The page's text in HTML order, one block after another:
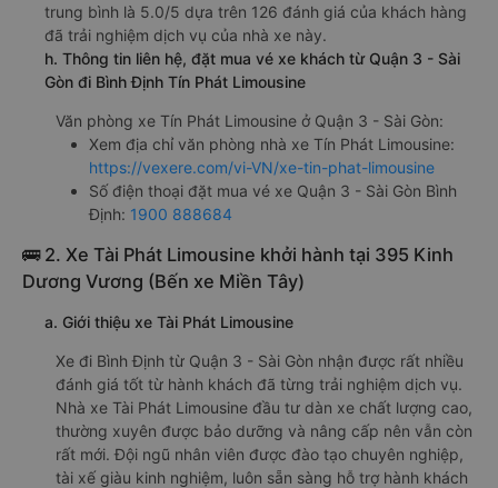
trung bình là 5.0/5 dựa trên 126 đánh giá của khách hàng
đã trải nghiệm dịch vụ của nhà xe này.
h. Thông tin liên hệ, đặt mua vé xe khách từ Quận 3 - Sài
Gòn đi Bình Định Tín Phát Limousine
Văn phòng xe Tín Phát Limousine ở Quận 3 - Sài Gòn:
Xem địa chỉ văn phòng nhà xe Tín Phát Limousine:
https://vexere.com/vi-VN/xe-tin-phat-limousine
Số điện thoại đặt mua vé xe Quận 3 - Sài Gòn Bình
Định: 1900 888684
🚌 2. Xe Tài Phát Limousine khởi hành tại 395 Kinh
Dương Vương (Bến xe Miền Tây)
a. Giới thiệu xe Tài Phát Limousine
Xe đi Bình Định từ Quận 3 - Sài Gòn nhận được rất nhiều
đánh giá tốt từ hành khách đã từng trải nghiệm dịch vụ.
Nhà xe Tài Phát Limousine đầu tư dàn xe chất lượng cao,
thường xuyên được bảo dưỡng và nâng cấp nên vẫn còn
rất mới. Đội ngũ nhân viên được đào tạo chuyên nghiệp,
tài xế giàu kinh nghiệm, luôn sẵn sàng hỗ trợ hành khách